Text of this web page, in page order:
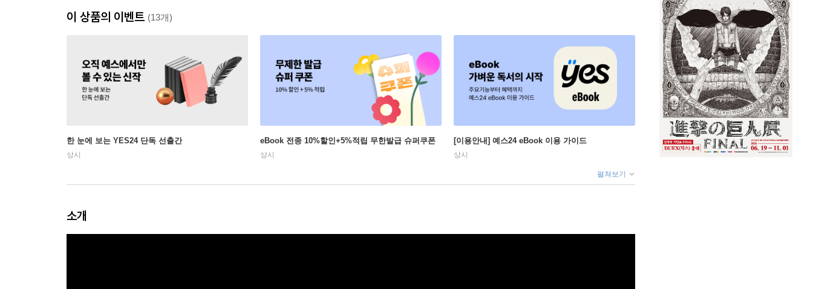
이 상품의 이벤트 (13개)
한 눈에 보는 YES24 단독 선출간
상시
eBook 전종 10%할인+5%적립 무한발급 슈퍼쿠폰
상시
[이용안내] 예스24 eBook 이용 가이드
상시
펼쳐보기
소개